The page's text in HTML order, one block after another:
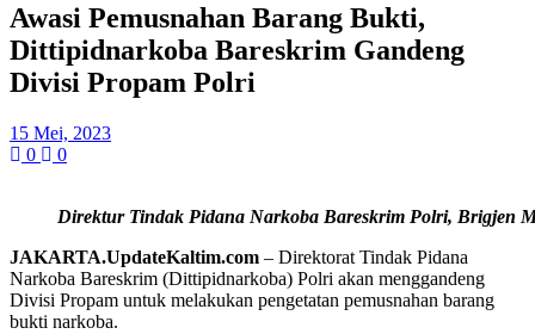
Awasi Pemusnahan Barang Bukti,
Dittipidnarkoba Bareskrim Gandeng
Divisi Propam Polri
15 Mei, 2023
0
0
Direktur Tindak Pidana Narkoba Bareskrim Polri, Brigjen
JAKARTA.UpdateKaltim.com – Direktorat Tindak Pidana
Narkoba Bareskrim (Dittipidnarkoba) Polri akan menggandeng
Divisi Propam untuk melakukan pengetatan pemusnahan barang
bukti narkoba.